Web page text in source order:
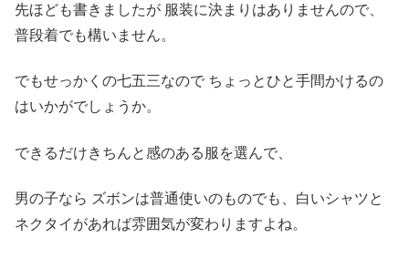
先ほども書きましたが 服装に決まりはありませんので、
普段着でも構いません。
でもせっかくの七五三なので ちょっとひと手間かけるの
はいかがでしょうか。
できるだけきちんと感のある服を選んで、
男の子なら ズボンは普通使いのものでも、白いシャツと
ネクタイがあれば雰囲気が変わりますよね。